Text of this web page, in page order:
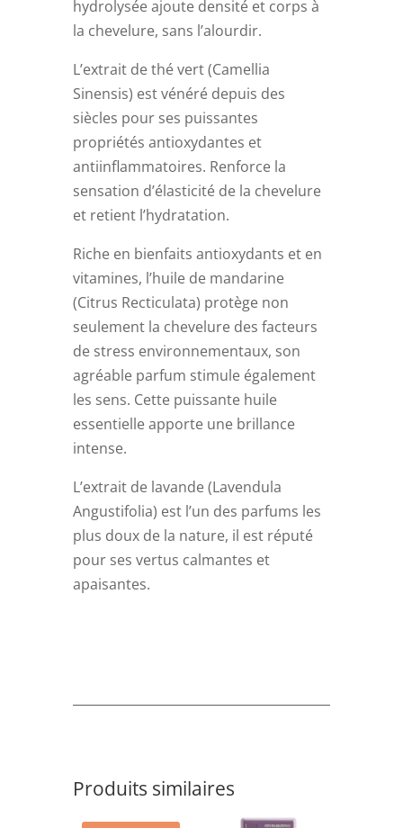
hydrolysée ajoute densité et corps à
la chevelure, sans l’alourdir.
L’extrait de thé vert (Camellia
Sinensis) est vénéré depuis des
siècles pour ses puissantes
propriétés antioxydantes et
antiinflammatoires. Renforce la
sensation d’élasticité de la chevelure
et retient l’hydratation.
Riche en bienfaits antioxydants et en
vitamines, l’huile de mandarine
(Citrus Recticulata) protège non
seulement la chevelure des facteurs
de stress environnementaux, son
agréable parfum stimule également
les sens. Cette puissante huile
essentielle apporte une brillance
intense.
L’extrait de lavande (Lavendula
Angustifolia) est l’un des parfums les
plus doux de la nature, il est réputé
pour ses vertus calmantes et
apaisantes.
Produits similaires